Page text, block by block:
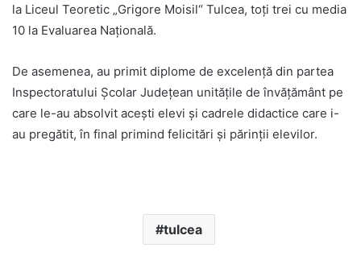
la Liceul Teoretic „Grigore Moisil“ Tulcea, toţi trei cu media
10 la Evaluarea Naţională.
De asemenea, au primit diplome de excelență din partea
Inspectoratului Școlar Județean unitățile de învățământ pe
care le-au absolvit acești elevi și cadrele didactice care i-
au pregătit, în final primind felicitări și părinții elevilor.
tulcea